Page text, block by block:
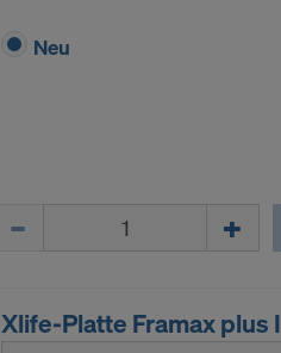
Neu
Xlife-Platte Framax plus I